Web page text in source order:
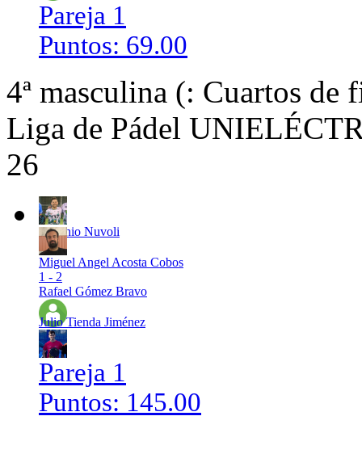
Pareja 1
Puntos: 69.00
4ª masculina (: Cuartos de
Liga de Pádel
26
Antonio Nuvoli
Miguel Angel Acosta Cobos
1 - 2
Rafael Gómez Bravo
Julio Tienda Jiménez
Pareja 1
Puntos: 145.00